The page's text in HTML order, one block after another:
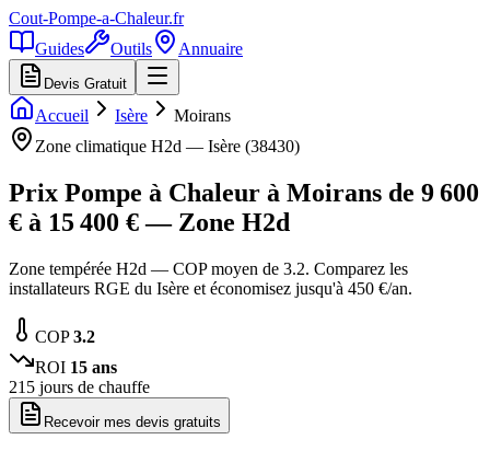
Cout-Pompe-a-Chaleur.fr
Guides
Outils Annuaire
Devis Gratuit
Accueil Isère
Moirans
Zone climatique H2d — Isère (38430)
Prix Pompe à Chaleur à Moirans de 9 600
€ à 15 400 € — Zone H2d
Zone tempérée H2d — COP moyen de 3.2. Comparez les
installateurs RGE du Isère et économisez jusqu'à 450 €/an.
COP3.2
ROI 15 ans
215 jours de chauffe
Recevoir mes devis gratuits